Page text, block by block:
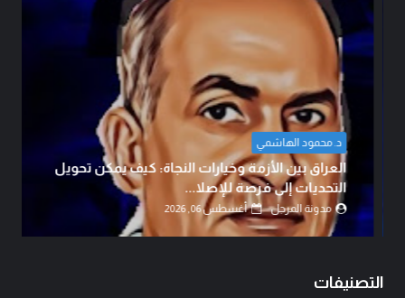
د. محمود الهاشمي
العراق بين الأزمة وخيارات النجاة: كيف يمكن تحويل
التحديات إلى فرصة للإصلا...
مدونة المرجل أغسطس 06, 2026
التصنيفات